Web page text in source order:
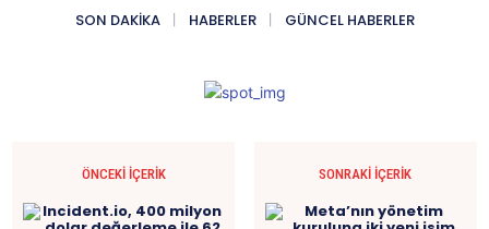
SON DAKIKA
HABERLER GÜNCEL HABERLER
ÖNCEKI İÇERIK SONRAKI İÇERIK